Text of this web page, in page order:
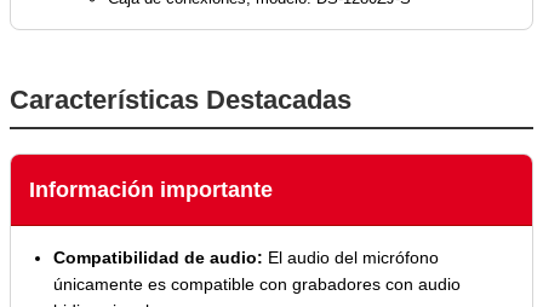
Características Destacadas
Información importante
Compatibilidad de audio: El audio del micrófono
únicamente es compatible con grabadores con audio